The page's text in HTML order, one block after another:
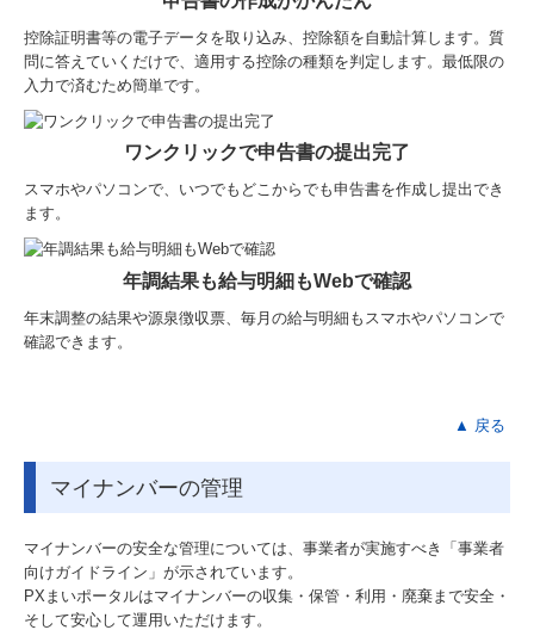
控除証明書等の電子データを取り込み、控除額を自動計算します。質
問に答えていくだけで、適用する控除の種類を判定します。最低限の
入力で済むため簡単です。
ワンクリックで申告書の提出完了
スマホやパソコンで、いつでもどこからでも申告書を作成し提出でき
ます。
年調結果も給与明細もWebで確認
年末調整の結果や源泉徴収票、毎月の給与明細もスマホやパソコンで
確認できます。
▲ 戻る
マイナンバーの管理
マイナンバーの安全な管理については、事業者が実施すべき「事業者
向けガイドライン」が示されています。
PXまいポータルはマイナンバーの収集・保管・利用・廃棄まで安全・
そして安心して運用いただけます。